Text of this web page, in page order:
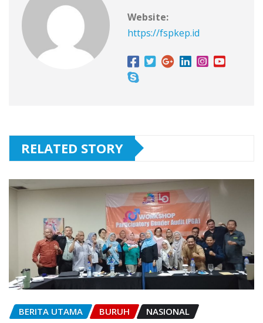
Website:
https://fspkep.id
RELATED STORY
BERITA UTAMA BURUH NASIONAL